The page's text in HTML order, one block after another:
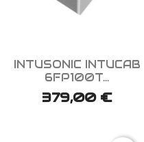
Aperçu rapide
INTUSONIC INTUCAB
6FP100T...
379,00 €